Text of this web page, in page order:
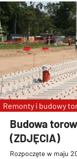
Budowa
(ZDJĘCIA)
Rozpoczęte w maju
Remonty i budowy